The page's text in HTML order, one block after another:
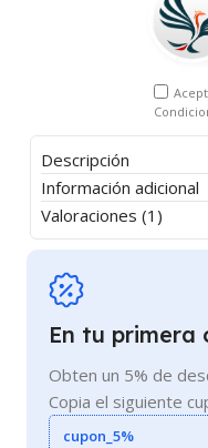
Descripción
Información adicional
Valoraciones (1)
En tu primera
Obten un 5% de
Copia el siguiente
cupon_5%